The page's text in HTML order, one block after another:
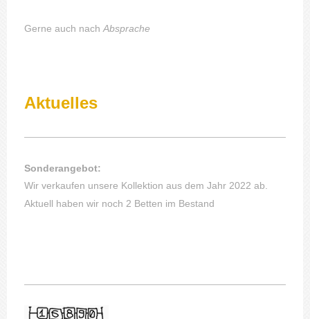
Gerne auch nachAbsprache
Aktuelles
Sonderangebot:
Wir verkaufen unsere Kollektion aus dem Jahr 2022 ab.
Aktuell haben wir noch 2 Betten im Bestand